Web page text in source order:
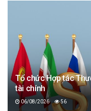
Tổ chức Hợp tác
tài chính
06/08/2026 56